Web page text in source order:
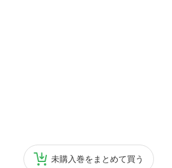
未購入巻をまとめて買う